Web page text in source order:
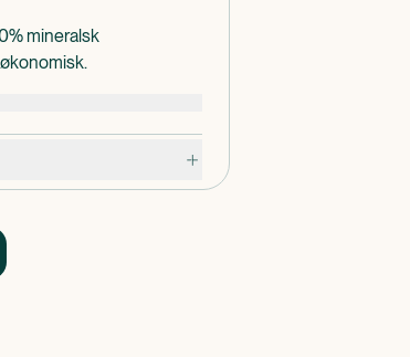
mineralsk
udviklingen af lugt og
på et tørt